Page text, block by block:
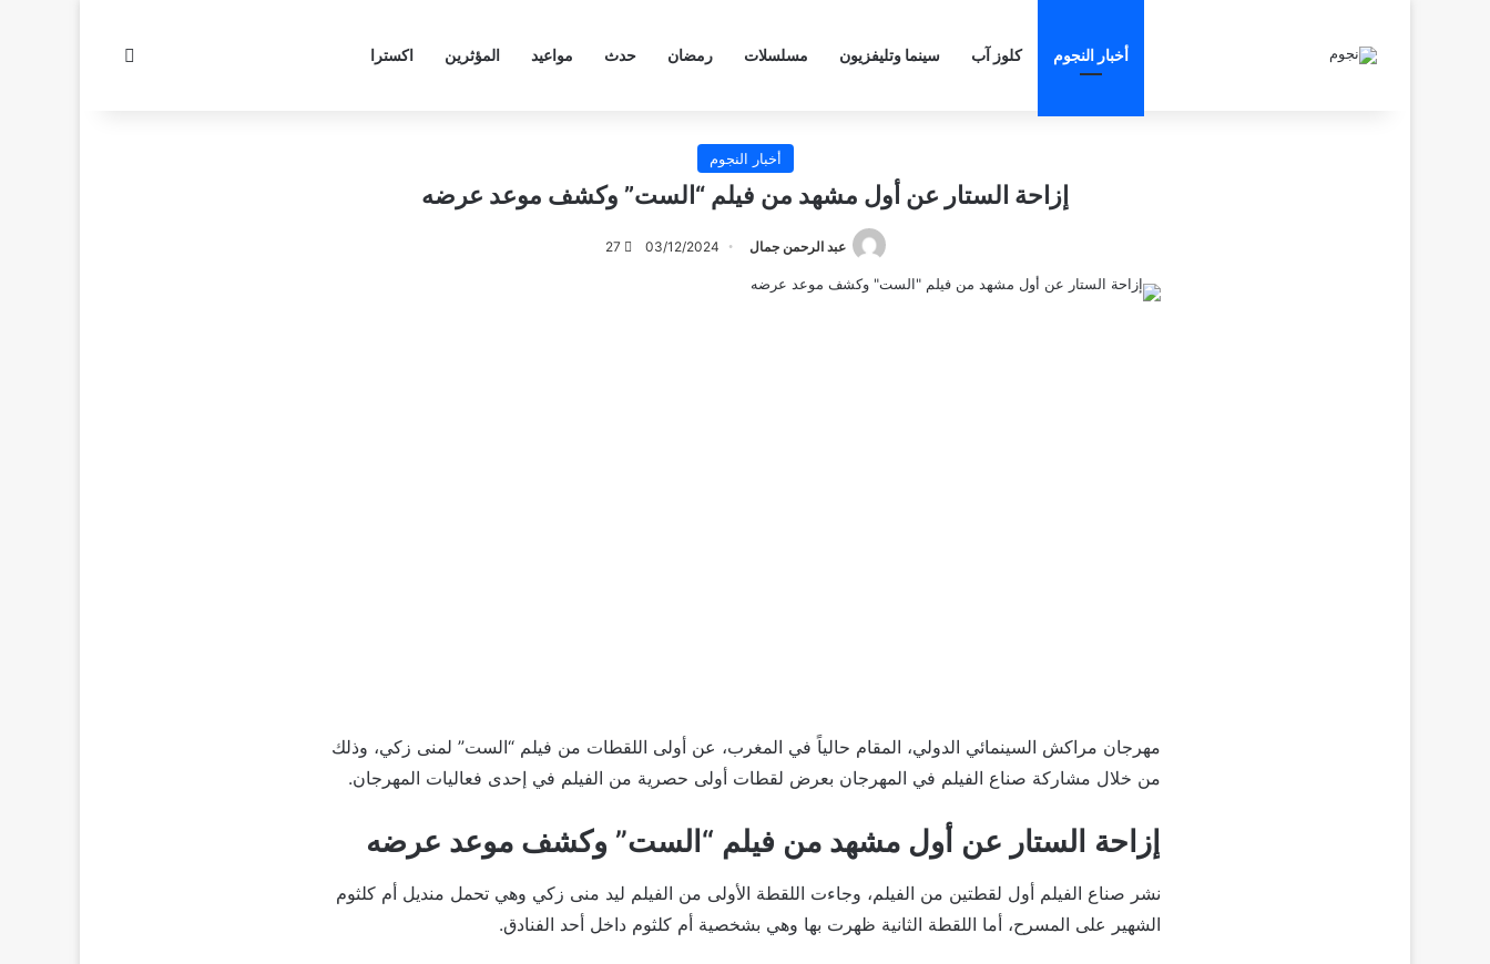
أخبار النجوم كلوز آب سينما وتليفزيون مسلسلات رمضان حدث مواعيد المؤثرين اكسترا
أخبار النجوم
إزاحة الستار عن أول مشهد من فيلم “الست” وكشف موعد عرضه
عبد الرحمن جمال 03/12/2024
27
مهرجان مراكش السينمائي الدولي، المقام حالياً في المغرب، عن أولى اللقطات من فيلم “الست” لمنى زكي، وذلك
من خلال مشاركة صناع الفيلم في المهرجان بعرض لقطات أولى حصرية من الفيلم في إحدى فعاليات المهرجان.
إزاحة الستار عن أول مشهد من فيلم “الست” وكشف موعد عرضه
نشر صناع الفيلم أول لقطتين من الفيلم، وجاءت اللقطة الأولى من الفيلم ليد منى زكي وهي تحمل منديل أم كلثوم
الشهير على المسرح، أما اللقطة الثانية ظهرت بها وهي بشخصية أم كلثوم داخل أحد الفنادق.